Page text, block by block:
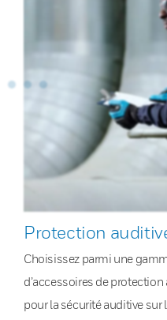
Protection
Choisissez parmi une
d’accessoires de
pour la sécurité auditive sur